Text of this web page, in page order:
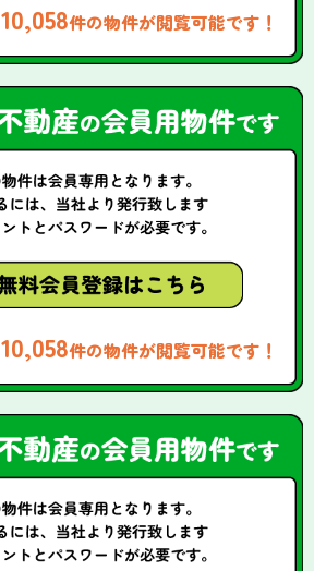
10,058件の物件が閲覧可能です！
10,058件の物件が閲覧可能です！